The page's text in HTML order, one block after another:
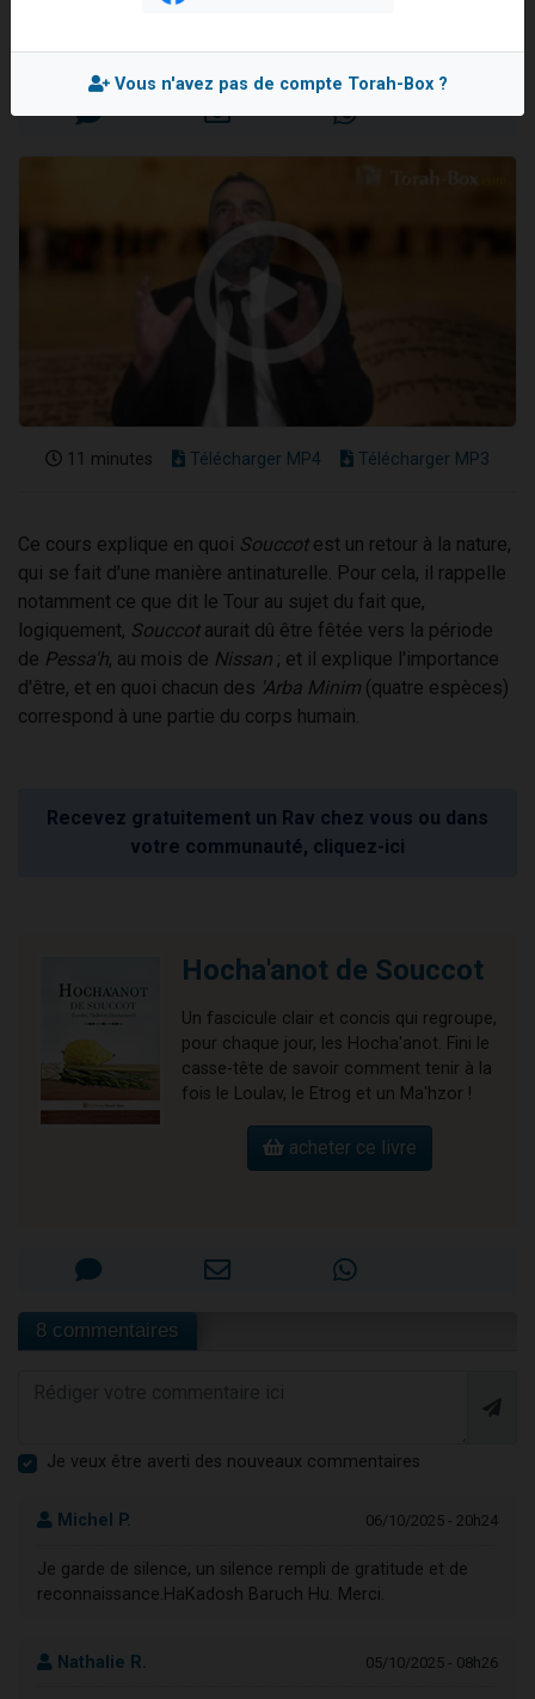
11 personnes viennent de demander une bénédiction
Il reste 49 places pour étudier en groupe sur Zoom
3 personnes viennent de faire un don pour Diane, 80 ans, dans un appartement insalubre
Mis en ligne le Dimanche 5 Octobre 2025
11 minutes Télécharger MP4 Télécharger MP3
Ce cours explique en quoi Souccot est un retour à la nature,
qui se fait d'une manière antinaturelle. Pour cela, il rappelle
notamment ce que dit le Tour au sujet du fait que,
logiquement, Souccot aurait dû être fêtée vers la période
de Pessa'h, au mois de Nissan ; et il explique l'importance
d'être, et en quoi chacun des 'Arba Minim (quatre espèces)
correspond à une partie du corps humain.
Recevez gratuitement un Rav chez vous ou dans
votre communauté, cliquez-ici
Hocha'anot de Souccot
Un fascicule clair et concis qui regroupe,
pour chaque jour, les Hocha'anot. Fini le
casse-tête de savoir comment tenir à la
fois le Loulav, le Etrog et un Ma'hzor !
acheter ce livre
8 commentaires
Je veux être averti des nouveaux commentaires
Michel P. 06/10/2025 - 20h24
Je garde de silence, un silence rempli de gratitude et de
reconnaissance.HaKadosh Baruch Hu. Merci.
Nathalie R. 05/10/2025 - 08h26
Vous n'avez pas de compte Torah-Box ?